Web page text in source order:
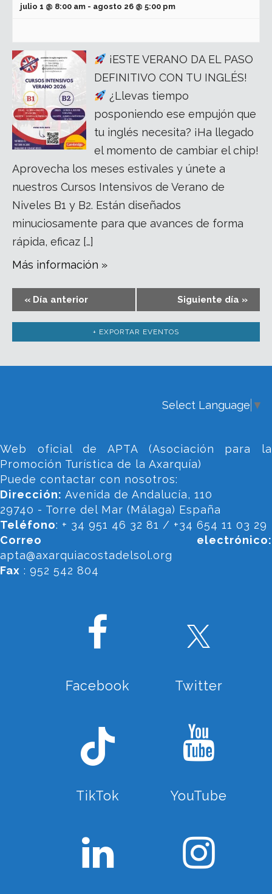
julio 1 @ 8:00 am - agosto 26 @ 5:00 pm
¡ESTE VERANO DA EL PASO
DEFINITIVO CON TU INGLÉS!
¿Llevas tiempo
posponiendo ese empujón que
tu inglés necesita? ¡Ha llegado
el momento de cambiar el chip!
Aprovecha los meses estivales y únete a
nuestros Cursos Intensivos de Verano de
Niveles B1 y B2. Están diseñados
minuciosamente para que avances de forma
rápida, eficaz […]
Más información »
« Día anterior Siguiente día »
+ EXPORTAR EVENTOS
Select Language ▼
Web oficial de APTA (Asociación para la
Promoción Turística de la Axarquía)
Puede contactar con nosotros:
Dirección: Avenida de Andalucía, 110
29740 - Torre del Mar (Málaga) España
Teléfono: + 34 951 46 32 81 / +34 654 11 03 29
Correo electrónico:
apta@axarquiacostadelsol.org
Fax : 952 542 804
Facebook Twitter
TikTok YouTube